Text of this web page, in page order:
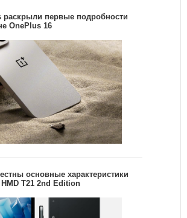
раскрыли первые подробности
OnePlus 16
основные характеристики
T21 2nd Edition